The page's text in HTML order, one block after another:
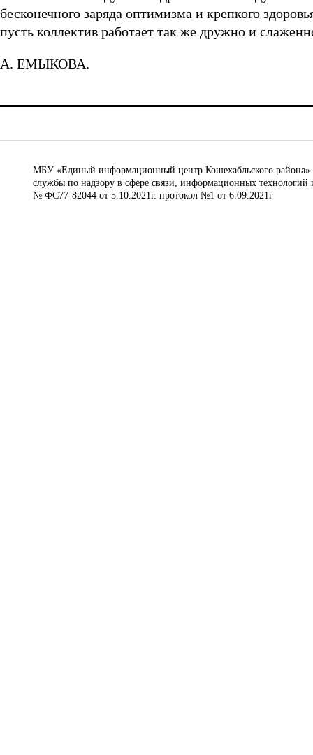
бесконечного заряда оптимизма и крепкого
пусть коллектив работает так же дружно и
А. ЕМЫКОВА.
МБУ «Единый информационный центр Кошехабльского района»
службы по надзору в сфере связи, информационных
№ ФС77-82044 от 5.10.2021г. протокол №1 от 6.09.2021г